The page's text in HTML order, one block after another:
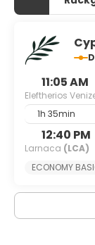
Austattung
Zum Angebot
Check-out und
11:05 AM
Eleftherios
1h 35min
12:40 PM
Larnaca (LCA)
ECONOMY